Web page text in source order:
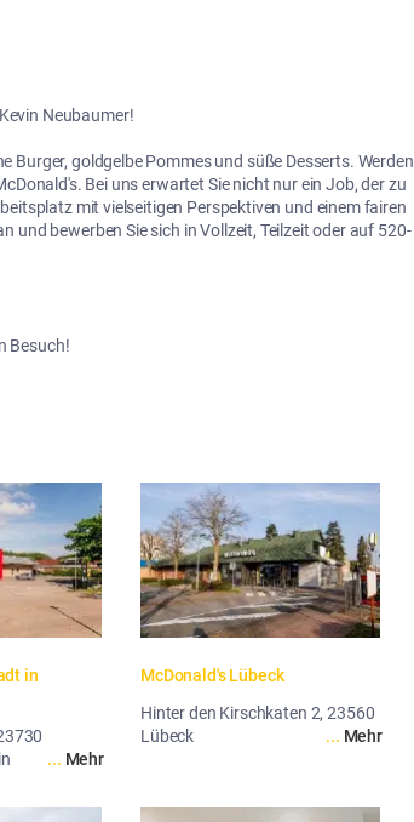
Neubaumer!
Burger, goldgelbe Pommes und süße Desserts. Werden
Bei uns erwartet Sie nicht nur ein Job, der zu
mit vielseitigen Perspektiven und einem fairen
und bewerben Sie sich in Vollzeit, Teilzeit oder auf 520-
Besuch!
in
... Mehr
McDonald's Lübeck
Hinter den Kirschkaten 2, 23560
Lübeck
... Mehr